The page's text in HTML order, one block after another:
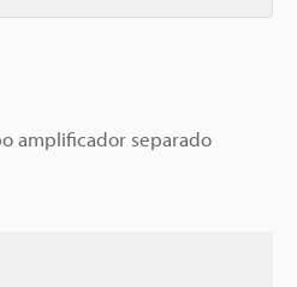
amplificador separado